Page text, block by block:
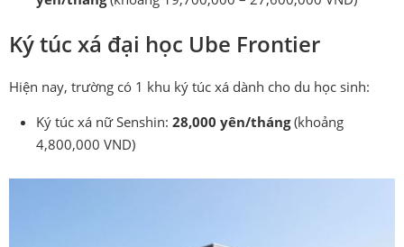
Ký túc xá đại học Ube Frontier
Hiện nay, trường có 1 khu ký túc xá dành cho du học sinh:
Ký túc xá nữ Senshin: 28,000 yên/tháng(khoảng
4,800,000 VND)